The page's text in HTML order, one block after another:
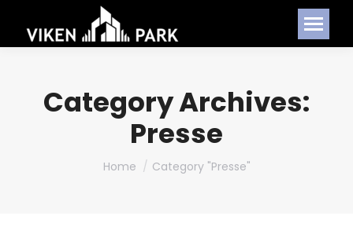
Category Archives:
Presse
You are here:
Home Category "Presse"